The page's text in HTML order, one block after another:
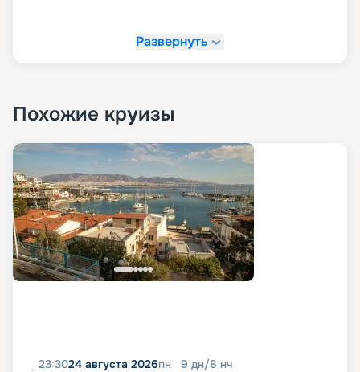
Развернуть
Похожие круизы
23:3024 августа 2026пн 9 дн/8 нч